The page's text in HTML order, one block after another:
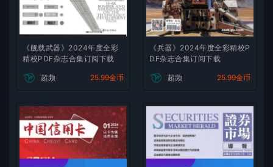
《舰载武器》2024年度全彩
精校PDF杂志合集订阅下载
超频 25.99金币
《兵器》2024年度全彩精校P
DF杂志合集订阅下载
超频 25.99金币